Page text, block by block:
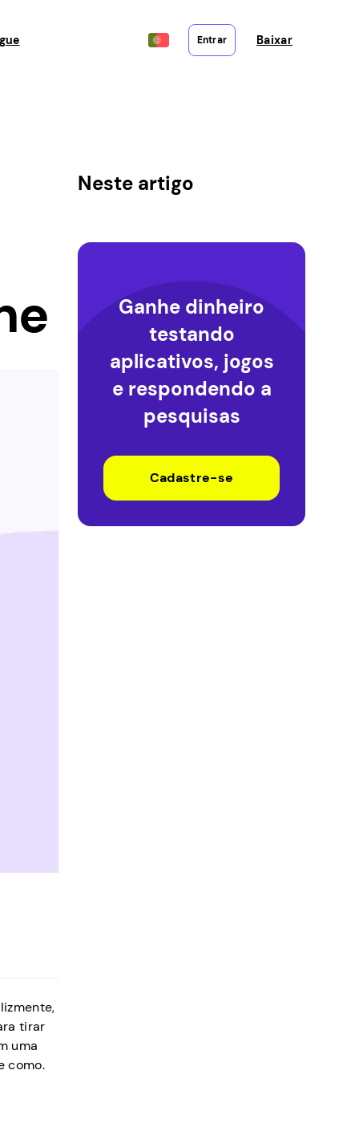
Entrar Baixar
tirar
uma
como.
Neste artigo
Ganhe dinheiro
testando
aplicativos, jogos
e respondendo a
pesquisas
Cadastre-se